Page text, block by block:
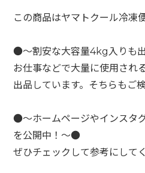
この商品はヤマトクール冷凍
●～割安な大容量4kg入りも
お仕事などで大量に使用され
出品しています。そちらもご
●～ホームページやインスタ
を公開中！～●
ぜひチェックして参考にして